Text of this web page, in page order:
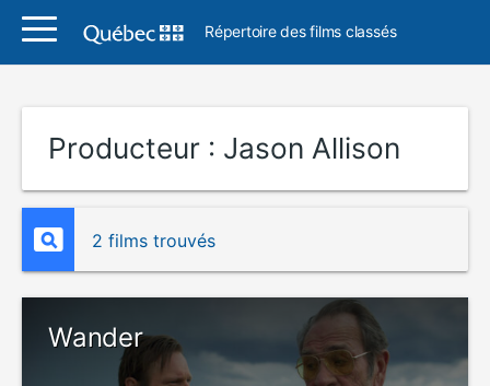
Répertoire des films classés
Producteur : Jason Allison
2 films trouvés
Wander